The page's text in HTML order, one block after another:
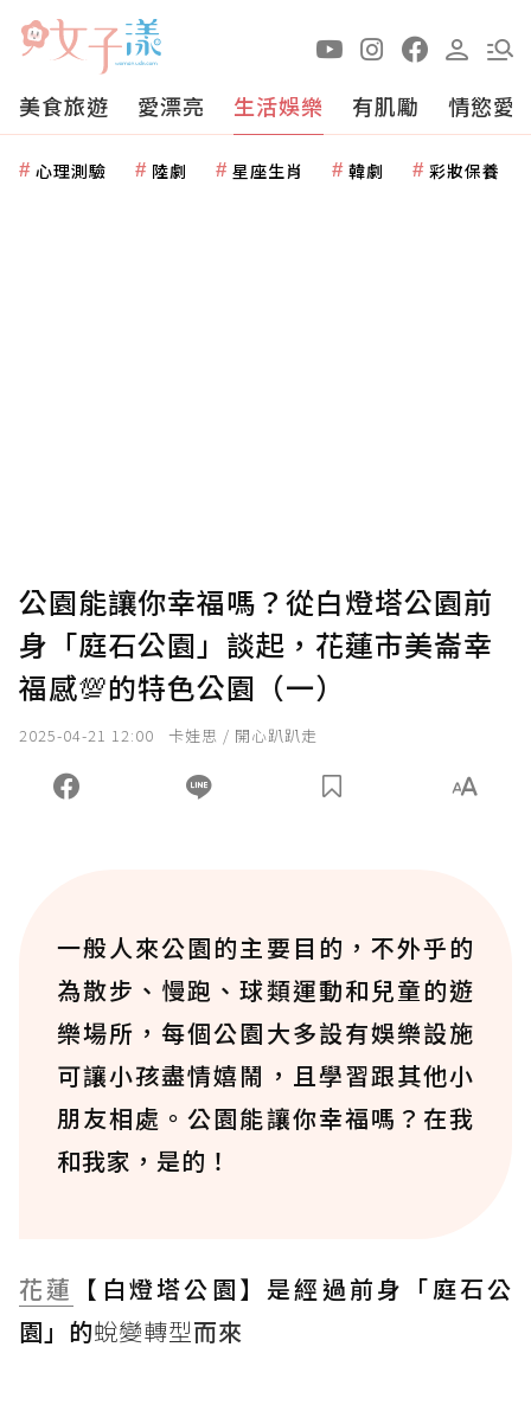
美食旅遊 愛漂亮 生活娛樂 有肌勵 情慾愛
心理測驗 陸劇 星座生肖 韓劇 彩妝保養
公園能讓你幸福嗎？從白燈塔公園前
身「庭石公園」談起，花蓮市美崙幸
福感💯的特色公園（一）
2025-04-21 12:00 卡娃思 / 開心趴趴走
一般人來公園的主要目的，不外乎的
為散步、慢跑、球類運動和兒童的遊
樂場所，每個公園大多設有娛樂設施
可讓小孩盡情嬉鬧，且學習跟其他小
朋友相處。公園能讓你幸福嗎？在我
和我家，是的！
花蓮 【白燈塔公園】是經過前身「庭石公
園」的蛻變轉型而來